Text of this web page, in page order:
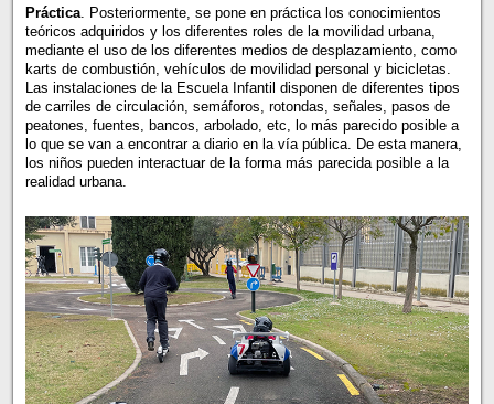
Práctica. Posteriormente, se pone en práctica los conocimientos
teóricos adquiridos y los diferentes roles de la movilidad urbana,
mediante el uso de los diferentes medios de desplazamiento, como
karts de combustión, vehículos de movilidad personal y bicicletas.
Las instalaciones de la Escuela Infantil disponen de diferentes tipos
de carriles de circulación, semáforos, rotondas, señales, pasos de
peatones, fuentes, bancos, arbolado, etc, lo más parecido posible a
lo que se van a encontrar a diario en la vía pública. De esta manera,
los niños pueden interactuar de la forma más parecida posible a la
realidad urbana.